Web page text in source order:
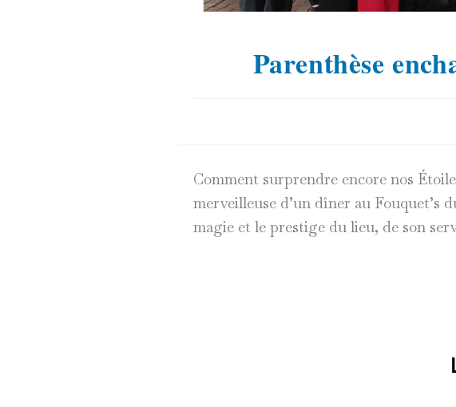
Parenthèse
Comment surprendre encore nos
merveilleuse d’un dîner au
magie et le prestige du lieu, de son